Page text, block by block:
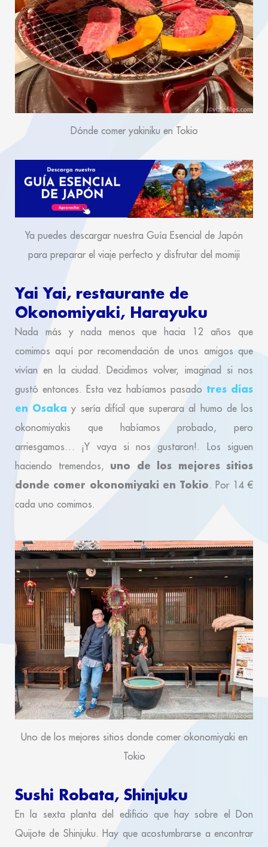
Dónde comer yakiniku en Tokio
Ya puedes descargar nuestra Guía Esencial de Japón
para preparar el viaje perfecto y disfrutar del momiji
Yai Yai, restaurante de
Okonomiyaki, Harayuku
Nada más y nada menos que hacia 12 años que
comimos aquí por recomendación de unos amigos que
vivían en la ciudad. Decidimos volver, imaginad si nos
gustó entonces. Esta vez habíamos pasado tres días
en Osaka y sería difícil que superara al humo de los
okonomiyakis que habíamos probado, pero
arriesgamos… ¡Y vaya si nos gustaron!. Los siguen
haciendo tremendos, uno de los mejores sitios
donde comer okonomiyaki en Tokio. Por 14 €
cada uno comimos.
Uno de los mejores sitios donde comer okonomiyaki en
Tokio
Sushi Robata, Shinjuku
En la sexta planta del edificio que hay sobre el Don
Quijote de Shinjuku. Hay que acostumbrarse a encontrar